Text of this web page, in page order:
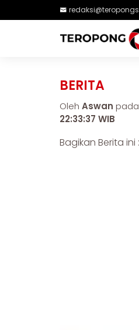
BERITA
Oleh Aswan
22:33:37 WIB
Bagikan Berita ini :